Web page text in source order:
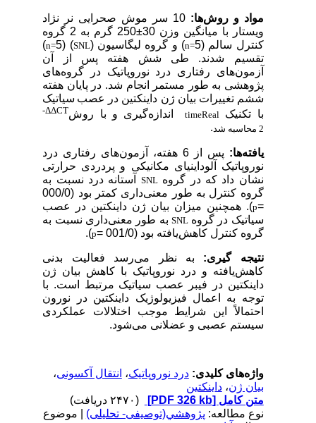
مواد و روش‌ها:
10 سر موش صحرایی نر نژاد
ویستار با میانگین وزن 30±250 گرم به 2 گروه
کنترل سالم (5 n=) و گروه لیگاسیون (SNL
) (5
n=
)
تقسیم شدند. طی شش هفته پس از آن
آزمون‌های رفتاری درد نوروپاتیک در گروه‌های
پژوهشی به طور مستمر انجام شد. در پایان هفته
ششم تغییرات بیان ژن داینکتین در عصبسیاتیک
با تکنیکReal
time اندازه‌گیری و با روش-ΔΔCT
محاسبه شد.
یافته‌ها:
پس از 6 هفته، آزمون‌های رفتاری درد
نوروپاتیک آلوداینیای مکانیکی و پردردی حرارتی
نشان داد که در گروهSNLآستانه درد نسبت به
گروه کنترل به طور معنی‌داری کمتر بود (000/0
p). همچنین میزان بیان ژن داینکتین در عصب
سیاتیک در گروهSNLبه طور معنی‌داری نسبت به
گروه کنترل کاهش‌یافته بود (001/0 =
p
).
نتیجه گیری: به نظر می‌رسد فعالیت بدنی
کاهش‌یافته و درد نوروپاتیک با کاهش بیان ژن
داینکتین در فیبر عصب سیاتیک مرتبط است. با
توجه به اعمال فیزیولوژیک داینکتین در نورون
احتمالاً این شرایط موجب اختلالات عملکردی
سیستم عصبی و عضلانی می‌شود.
واژه‌های کلیدی:درد نوروپاتیک،انتقال آکسونی،
بیان ژن ،داینکتین
متن کامل[PDF 326 kb]
نوع مطالعه:پژوهشي(توصیفی- تحلیلی) | موضوع